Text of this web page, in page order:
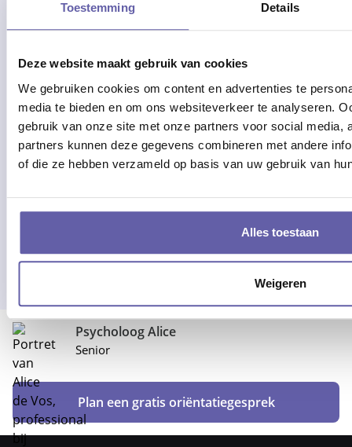
Toestemming Details
Deze website maakt gebruik van cookies
We gebruiken cookies om content en advertenties te
media te bieden en om ons websiteverkeer te analyseren.
gebruik van onze site met onze partners voor social media,
partners kunnen deze gegevens combineren met andere
of die ze hebben verzameld op basis van uw gebruik van
Alles toestaan
Weigeren
Psycholoog Alice
Senior
Plan een gratis oriëntatiegesprek